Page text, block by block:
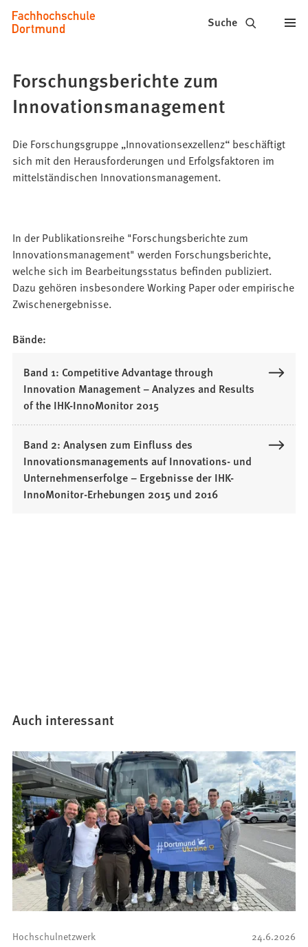
Inhalt anspringen
Fachhochschule
Dortmund
Studium,
Studiengänge,
Bewerbung
Suche
Forschungsberichte zum
Innovationsmanagement
Die Forschungsgruppe „Innovationsexzellenz“ beschäftigt
sich mit den Herausforderungen und Erfolgsfaktoren im
mittelständischen Innovationsmanagement.
In der Publikationsreihe "Forschungsberichte zum
Innovationsmanagement" werden Forschungsberichte,
welche sich im Bearbeitungsstatus befinden publiziert.
Dazu gehören insbesondere Working Paper oder empirische
Zwischenergebnisse.
Bände:
Band 1: Competitive Advantage through
Innovation Management – Analyzes and Results
of the IHK-InnoMonitor 2015
Band 2: Analysen zum Einfluss des
Innovationsmanagements auf Innovations- und
Unternehmenserfolge – Ergebnisse der IHK-
InnoMonitor-Erhebungen 2015 und 2016
Auch interessant
24.6.2026
Hochschulnetzwerk